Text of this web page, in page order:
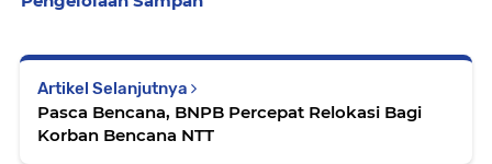
Artikel Selanjutnya
Pasca Bencana, BNPB Percepat Relokasi Bagi
Korban Bencana NTT